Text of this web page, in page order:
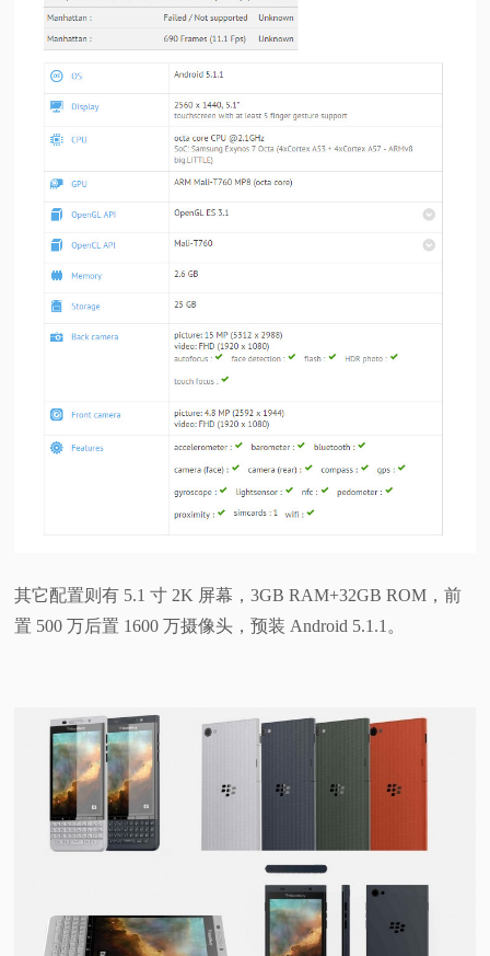
其它配置则有 5.1 寸 2K 屏幕，3GB RAM+32GB ROM，前
置 500 万后置 1600 万摄像头，预装 Android 5.1.1。